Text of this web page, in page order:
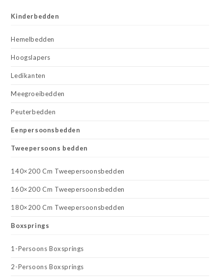
Kinderbedden
Hemelbedden
Hoogslapers
Ledikanten
Meegroeibedden
Peuterbedden
Eenpersoonsbedden
Tweepersoons bedden
140×200 Cm Tweepersoonsbedden
160×200 Cm Tweepersoonsbedden
180×200 Cm Tweepersoonsbedden
Boxsprings
1-Persoons Boxsprings
2-Persoons Boxsprings